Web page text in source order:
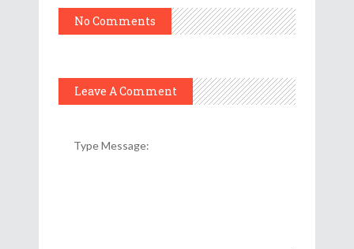
No Comments
Leave A Comment